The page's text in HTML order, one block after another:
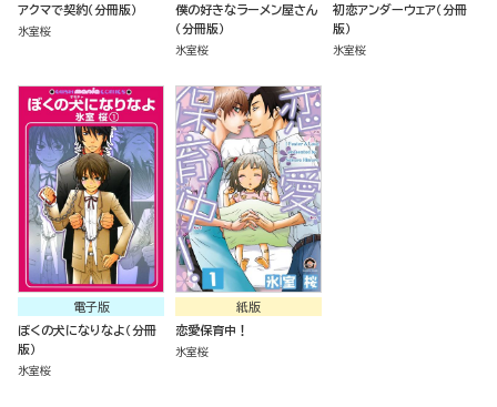
アクマで契約（分冊版）
氷室桜
僕の好きなラーメン屋さん
（分冊版）
氷室桜
初恋アンダーウェア（分冊
版）
氷室桜
電子版
ぼくの犬になりなよ（分冊
版）
氷室桜
紙版
恋愛保育中！
氷室桜